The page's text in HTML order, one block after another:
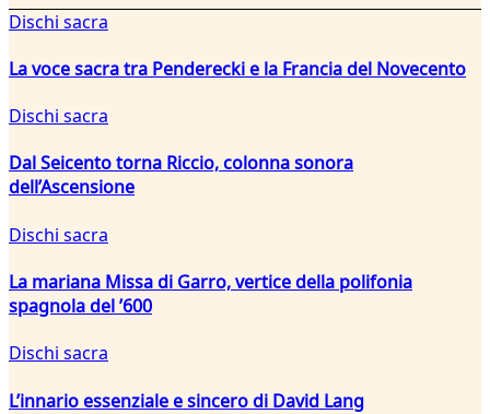
Dischi sacra
La voce sacra tra Penderecki e la Francia del Novecento
Dischi sacra
Dal Seicento torna Riccio, colonna sonora
dell’Ascensione
Dischi sacra
La mariana Missa di Garro, vertice della polifonia
spagnola del ’600
Dischi sacra
L’innario essenziale e sincero di David Lang